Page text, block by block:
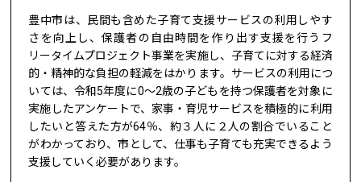
豊中市は、民間も含めた子育て支援サービスの利用しやす
さを向上し、保護者の自由時間を作り出す支援を行うフ
リータイムプロジェクト事業を実施し、子育てに対する経済
的・精神的な負担の軽減をはかります。サービスの利用につ
いては、令和5年度に0～2歳の子どもを持つ保護者を対象に
実施したアンケートで、家事・育児サービスを積極的に利用
したいと答えた方が64％、約３人に２人の割合でいること
がわかっており、市として、仕事も子育ても充実できるよう
支援していく必要があります。